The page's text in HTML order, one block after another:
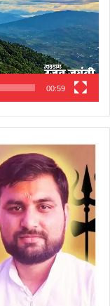
00:59